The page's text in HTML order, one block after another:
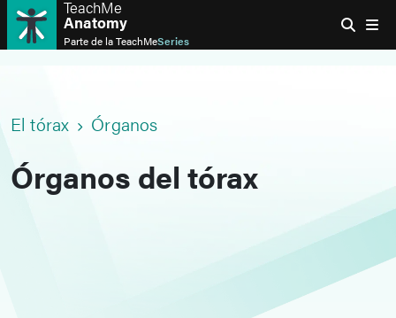
TeachMe
Anatomy
Parte de laTeachMeSeries
El tórax Órganos
Órganos del tórax